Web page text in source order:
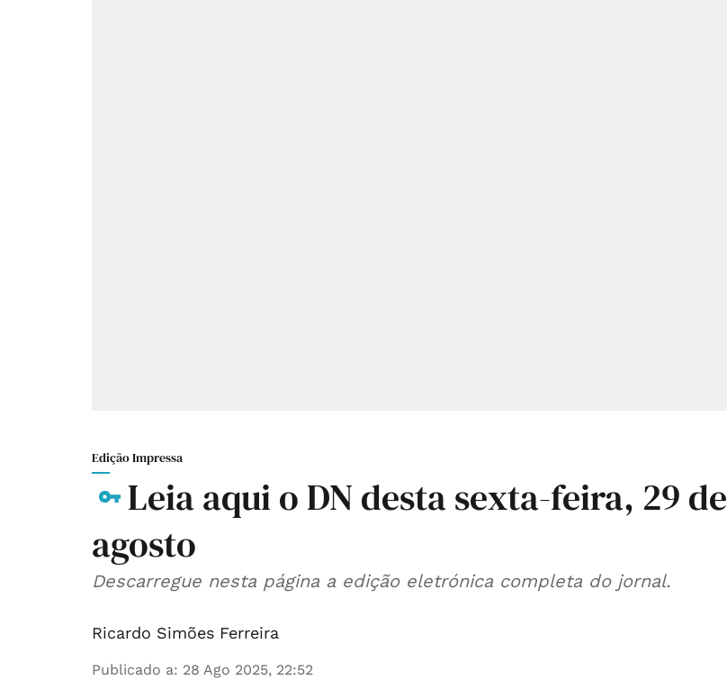
Edição Impressa
Leia aqui o DN desta sexta-feira, 29 de
agosto
Descarregue nesta página a edição eletrónica completa do jornal.
Ricardo Simões Ferreira
Publicado a: 28 Ago 2025, 22:52